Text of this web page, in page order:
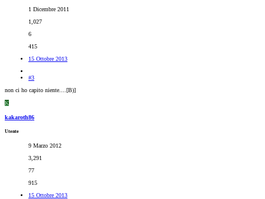
1 Dicembre 2011
1,027
6
415
15 Ottobre 2013
#3
non ci ho capito niente....[B)]
K
kakaroth86
Utente
9 Marzo 2012
3,291
77
915
15 Ottobre 2013